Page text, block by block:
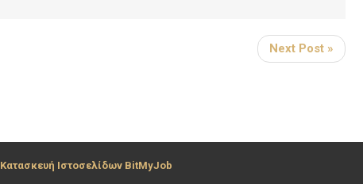
Next Post »
Κατασκευή Ιστοσελίδων BitMyJob